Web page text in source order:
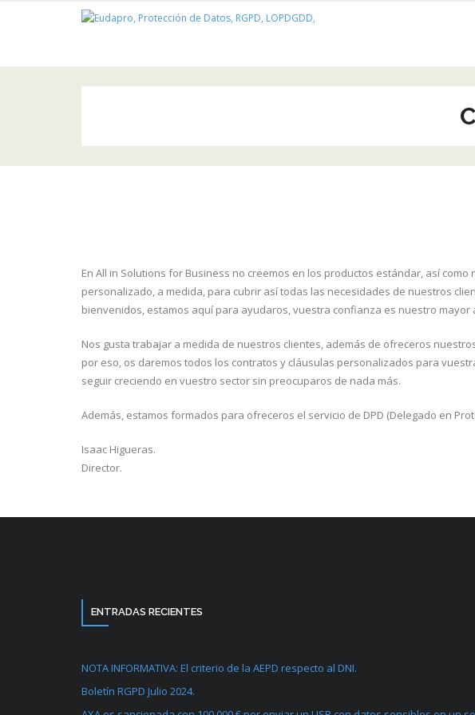
En All in Solutions for Business no creemos en los productos estándar, así
personalizado, a medida, para cubrir así todas las necesidades de nuestros
bienvenidos, estamos aquí para ayudaros, vuestra confianza es nuestro mayor
Nos gusta trabajar a medida de nuestros clientes, además de ofreceros
por eso, os daremos todos los contratos y cláusulas personalizados para
seguir creciendo en vuestro sector sin preocuparos de nada más.
Además, estamos formados para ofreceros el servicio de DPD (Delegado en
Isaac Higueras.
Director.
ENTRADAS RECIENTES
NOTA INFORMATIVA: El criterio de la AEPD respecto al DNI.
Boletín RGPD Julio 2024.